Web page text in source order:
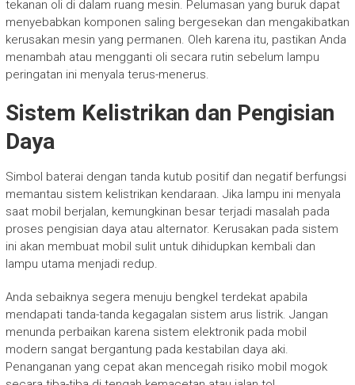
tekanan oli di dalam ruang mesin. Pelumasan yang buruk dapat
menyebabkan komponen saling bergesekan dan mengakibatkan
kerusakan mesin yang permanen. Oleh karena itu, pastikan Anda
menambah atau mengganti oli secara rutin sebelum lampu
peringatan ini menyala terus-menerus.
Sistem Kelistrikan dan Pengisian
Daya
Simbol baterai dengan tanda kutub positif dan negatif berfungsi
memantau sistem kelistrikan kendaraan. Jika lampu ini menyala
saat mobil berjalan, kemungkinan besar terjadi masalah pada
proses pengisian daya atau alternator. Kerusakan pada sistem
ini akan membuat mobil sulit untuk dihidupkan kembali dan
lampu utama menjadi redup.
Anda sebaiknya segera menuju bengkel terdekat apabila
mendapati tanda-tanda kegagalan sistem arus listrik. Jangan
menunda perbaikan karena sistem elektronik pada mobil
modern sangat bergantung pada kestabilan daya aki.
Penanganan yang cepat akan mencegah risiko mobil mogok